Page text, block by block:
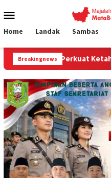
ke
Mobile
Home Landak Sambas
Breakingnews
Pangan Nasional.”